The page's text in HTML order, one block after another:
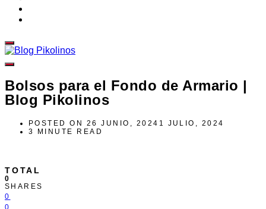
Bolsos para el Fondo de Armario |
Blog Pikolinos
POSTED ON 26 JUNIO, 2024 1 JULIO, 2024
3 MINUTE READ
TOTAL
0
SHARES
0
0